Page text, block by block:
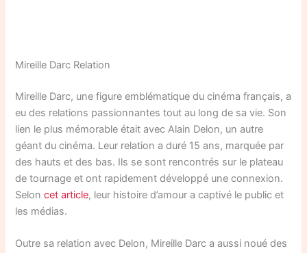
Mireille Darc Relation
Mireille Darc, une figure emblématique du cinéma français, a
eu des relations passionnantes tout au long de sa vie. Son
lien le plus mémorable était avec Alain Delon, un autre
géant du cinéma. Leur relation a duré 15 ans, marquée par
des hauts et des bas. Ils se sont rencontrés sur le plateau
de tournage et ont rapidement développé une connexion.
Seloncet article, leur histoire d’amour a captivé le public et
les médias.
Outre sa relation avec Delon, Mireille Darc a aussi noué des